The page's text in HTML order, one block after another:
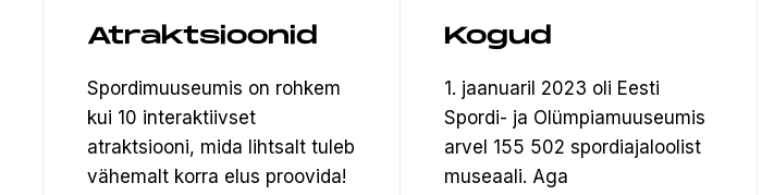
Atraktsioonid
Spordimuuseumis on rohkem
kui 10 interaktiivset
atraktsiooni, mida lihtsalt tuleb
vähemalt korra elus proovida!
Kogud
1. jaanuaril 2023 oli Eesti
Spordi- ja Olümpiamuuseumis
arvel 155 502 spordiajaloolist
museaali. Aga